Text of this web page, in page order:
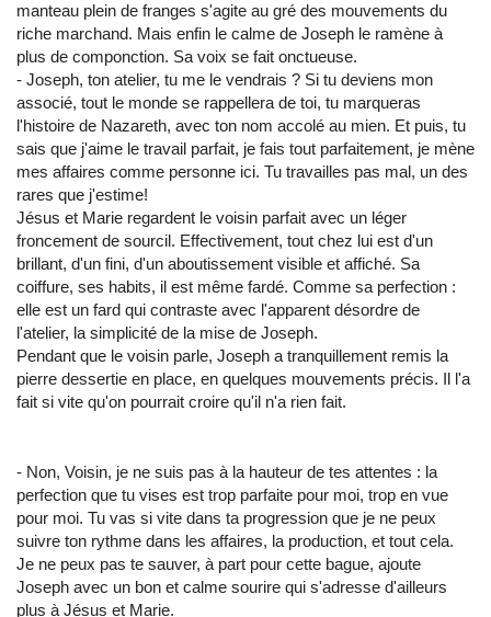
manteau plein de franges s'agite au gré des mouvements du
riche marchand. Mais enfin le calme de Joseph le ramène à
plus de componction. Sa voix se fait onctueuse.
- Joseph, ton atelier, tu me le vendrais ? Si tu deviens mon
associé, tout le monde se rappellera de toi, tu marqueras
l'histoire de Nazareth, avec ton nom accolé au mien. Et puis, tu
sais que j'aime le travail parfait, je fais tout parfaitement, je mène
mes affaires comme personne ici. Tu travailles pas mal, un des
rares que j'estime!
Jésus et Marie regardent le voisin parfait avec un léger
froncement de sourcil. Effectivement, tout chez lui est d'un
brillant, d'un fini, d'un aboutissement visible et affiché. Sa
coiffure, ses habits, il est même fardé. Comme sa perfection :
elle est un fard qui contraste avec l'apparent désordre de
l'atelier, la simplicité de la mise de Joseph.
Pendant que le voisin parle, Joseph a tranquillement remis la
pierre dessertie en place, en quelques mouvements précis. Il l'a
fait si vite qu'on pourrait croire qu'il n'a rien fait.
- Non, Voisin, je ne suis pas à la hauteur de tes attentes : la
perfection que tu vises est trop parfaite pour moi, trop en vue
pour moi. Tu vas si vite dans ta progression que je ne peux
suivre ton rythme dans les affaires, la production, et tout cela.
Je ne peux pas te sauver, à part pour cette bague, ajoute
Joseph avec un bon et calme sourire qui s'adresse d'ailleurs
plus à Jésus et Marie.